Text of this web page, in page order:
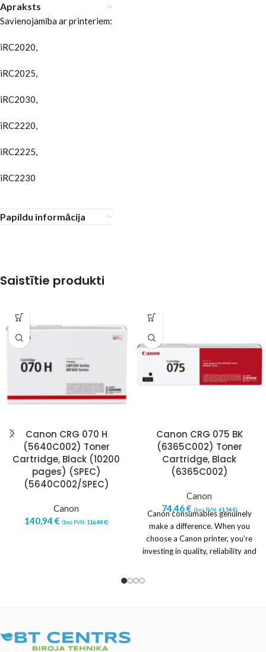
Apraksts
Savienojamība ar printeriem:
iRC2020,
iRC2025,
iRC2030,
iRC2220,
iRC2225,
iRC2230
Papildu informācija
Saistītie produkti
Canon CRG 070 H
(5640C002) Toner
Cartridge, Black (10200
pages) (SPEC)
(5640C002/SPEC)
Canon
140,94 € (bez PVN: 116,48€)
Canon CRG 075 BK
(6365C002) Toner
Cartridge, Black
(6365C002)
Canon
74,46€ (bez PVN:61,54€)
Canon consumables genuinely
make a difference. When you
choose a Canon printer, you’re
investing in quality, reliability and